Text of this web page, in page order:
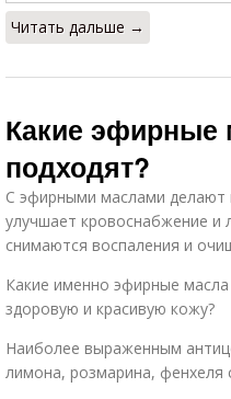
Читать дальше →
Какие эфирные
подходят?
С эфирными маслами делают
улучшает кровоснабжение и
снимаются воспаления и
Какие именно эфирные
здоровую и красивую кожу?
Наиболее выраженным
лимона, розмарина, фенхеля